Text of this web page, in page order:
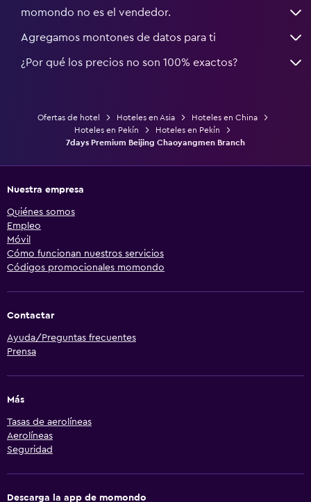
momondo no es el vendedor.
Agregamos montones de datos para ti
¿Por qué los precios no son 100% exactos?
Ofertas de hotel Hoteles en Asia
Hoteles en China
Hoteles en Pekín
Hoteles en Pekín
7days Premium Beijing Chaoyangmen Branch
Nuestra empresa
Quiénes somos
Empleo
Móvil
Cómo funcionan nuestros servicios
Códigos promocionales momondo
Contactar
Ayuda/Preguntas frecuentes
Prensa
Más
Tasas de aerolíneas
Aerolíneas
Seguridad
Descarga la app de momondo